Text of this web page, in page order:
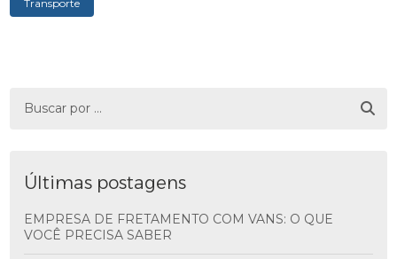
Transporte
Últimas postagens
EMPRESA DE FRETAMENTO COM VANS: O QUE
VOCÊ PRECISA SABER